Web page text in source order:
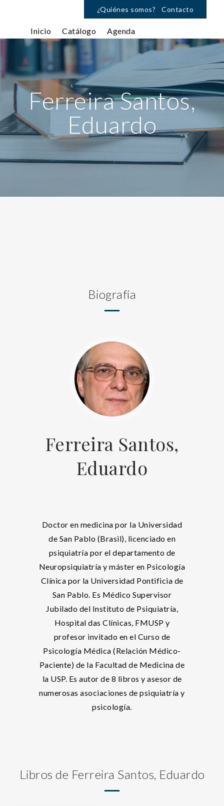
¿Quiénes somos? Contacto
Inicio Catálogo Agenda
Ferreira Santos,
Eduardo
Biografía
Ferreira Santos,
Eduardo
Doctor en medicina por la Universidad
de San Pablo (Brasil), licenciado en
psiquiatría por el departamento de
Neuropsiquiatría y máster en Psicología
Clínica por la Universidad Pontificia de
San Pablo. Es Médico Supervisor
Jubilado del Instituto de Psiquiatría,
Hospital das Clínicas, FMUSP y
profesor invitado en el Curso de
Psicología Médica (Relación Médico-
Paciente) de la Facultad de Medicina de
la USP. Es autor de 8 libros y asesor de
numerosas asociaciones de psiquiatría y
psicología.
Libros de Ferreira Santos, Eduardo